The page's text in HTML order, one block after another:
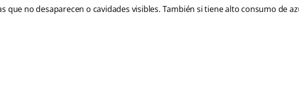
que no desaparecen o cavidades visibles. También si tiene alto consumo de